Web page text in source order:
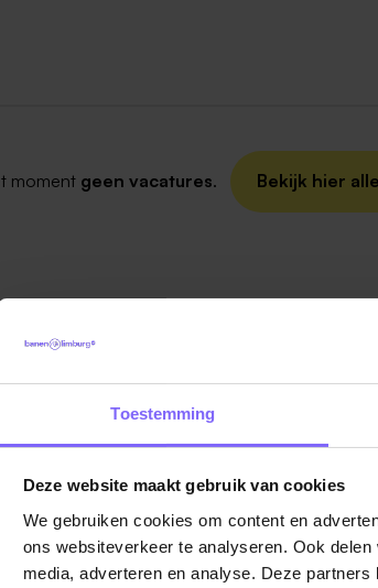
Toestemming
Deze website maakt gebruik van cookies
We gebruiken cookies om content en
ons websiteverkeer te analyseren. Ook
media, adverteren en analyse. Deze
moment geen vacatures. Bekijk hier